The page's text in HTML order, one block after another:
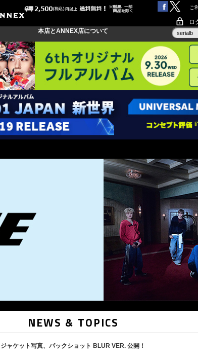
ご
ロ
本店とANNEX店について
NEWS & TOPICS
ケット写真、パックショット BLUR VER. 公開！